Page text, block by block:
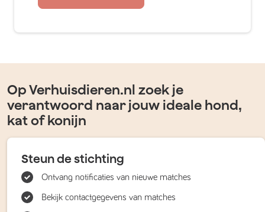
Op Verhuisdieren.nl zoek je
verantwoord naar jouw ideale hond,
kat of konijn
Steun de stichting
Ontvang notificaties van nieuwe matches
Bekijk contactgegevens van matches